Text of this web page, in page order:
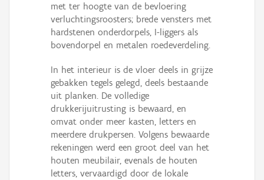
met ter hoogte van de bevloering
verluchtingsroosters; brede vensters met
hardstenen onderdorpels, I-liggers als
bovendorpel en metalen roedeverdeling.
In het interieur is de vloer deels in grijze
gebakken tegels gelegd, deels bestaande
uit planken. De volledige
drukkerijuitrusting is bewaard, en
omvat onder meer kasten, letters en
meerdere drukpersen. Volgens bewaarde
rekeningen werd een groot deel van het
houten meubilair, evenals de houten
letters, vervaardigd door de lokale